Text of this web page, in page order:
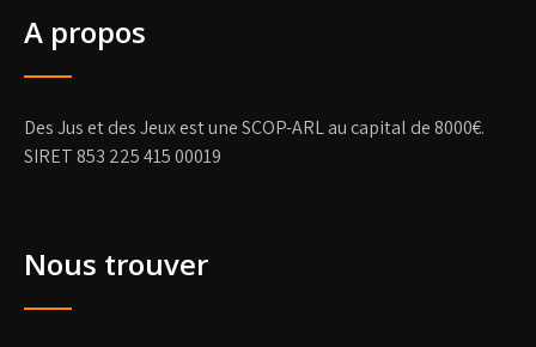
A propos
Des Jus et des Jeux est une SCOP-ARL au capital de 8000€.
SIRET 853 225 415 00019
Nous trouver